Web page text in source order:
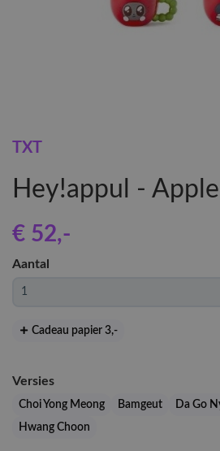
TXT
Hey!appul -
€ 52,-
Aantal
Cadeau papier 3,-
Versies
Choi Yong Meong Bamgeut Da Go
Hwang Choon